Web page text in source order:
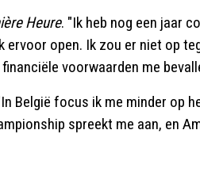
Heure. "Ik heb nog een jaar
open. Ik zou er niet op
voorwaarden me
België focus ik me minder op
spreekt me aan, en